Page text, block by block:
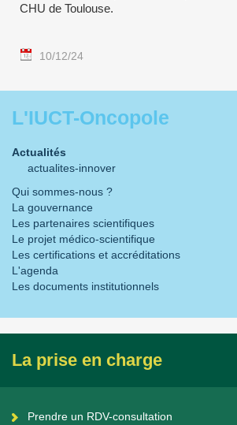
CHU de Toulouse.
10/12/24
L'IUCT-Oncopole
Actualités
actualites-innover
Qui sommes-nous ?
La gouvernance
Les partenaires scientifiques
Le projet médico-scientifique
Les certifications et accréditations
L'agenda
Les documents institutionnels
La prise en charge
Prendre un RDV-consultation